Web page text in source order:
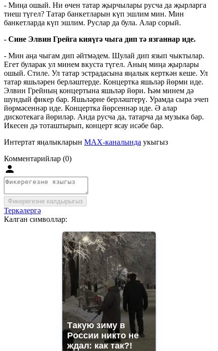
- Миңа ошый. Ни өчен татар җырчылары русча да җырларга
тиеш түгел? Татар банкетларын күп эшлим мин. Мин
банкетларда күп эшлим. Руслар да була. Алар сорый.
- Сине Элвин Грейга кияүгә чыга дип тә язганнар иде.
- Мин аңа чыгам дип әйтмәдем. Шулай дип язып чыктылар.
Егет буларак ул минем вкуста түгел. Аның миңа җырлары
ошый. Стиле. Ул татар эстрадасына яңалык керткән кеше. Ул
татар яшьләрен берләштерде. Концертка яшьләр йөрми иде.
Элвин Грейның концертына яшьләр йөри. Һәм минем дә
шундый фикер бар. Яшьләрне берләштерү. Урамда сыра эчеп
йөрмәсеннәр иде. Концертка йөрсеннәр иде. Ә алар
дискотекага йөриләр. Анда русча да, татарча да музыка бар.
Икесен дә тоташтырып, концерт ясау исәбе бар.
Интертат яңалыкларын MAX-каналында укыгыз
Комментарийлар (0)
Фикерегезне калдырыгыз
Теркәлергә
Калган символлар:
Такую зиму в
России никто не
ждал: как так?!